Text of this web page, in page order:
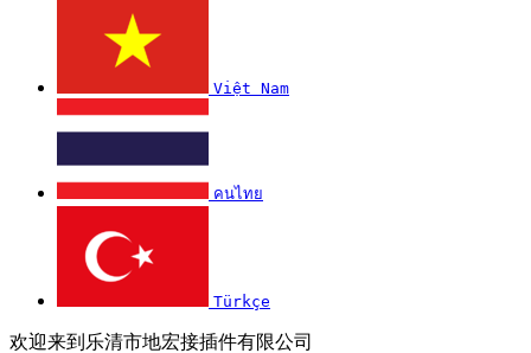
Việt Nam
คนไทย
Türkçe
欢迎来到乐清市地宏接插件有限公司